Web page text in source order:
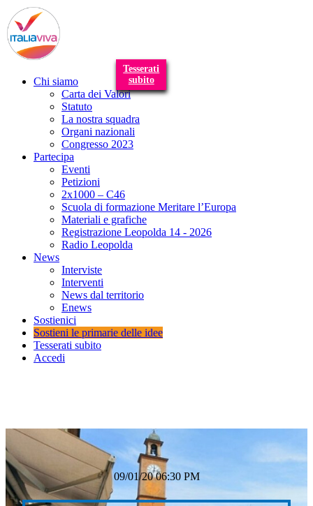
Tesserati
subito
Chi siamo
Carta dei Valori
Statuto
La nostra squadra
Organi nazionali
Congresso 2023
Partecipa
Eventi
Petizioni
2x1000 – C46
Scuola di formazione Meritare l’Europa
Materiali e grafiche
Registrazione Leopolda 14 - 2026
Radio Leopolda
News
Interviste
Interventi
News dal territorio
Enews
Sostienici
Sostieni le primarie delle idee
Tesserati subito
Accedi
09/01/20 06:30 PM